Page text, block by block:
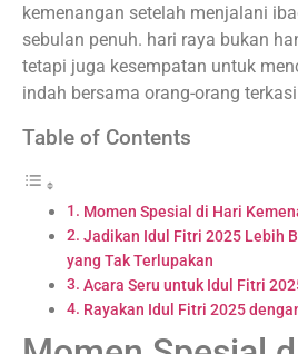
kemenangan setelah menjalani
sebulan penuh. hari raya bukan
tetapi juga kesempatan untuk
indah bersama orang-orang
Table of Contents
Momen Spesial di Hari
Jadikan Idul Fitri 2025 Lebih
yang Tak Terlupakan
Acara Seru untuk Idul Fitri
Rayakan Idul Fitri 2025